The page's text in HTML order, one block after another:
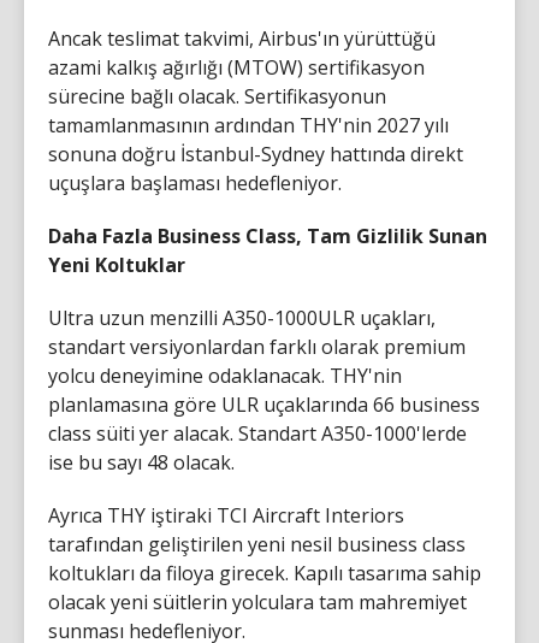
Ancak teslimat takvimi, Airbus'ın yürüttüğü
azami kalkış ağırlığı (MTOW) sertifikasyon
sürecine bağlı olacak. Sertifikasyonun
tamamlanmasının ardından THY'nin 2027 yılı
sonuna doğru İstanbul-Sydney hattında direkt
uçuşlara başlaması hedefleniyor.
Daha Fazla Business Class, Tam Gizlilik Sunan
Yeni Koltuklar
Ultra uzun menzilli A350-1000ULR uçakları,
standart versiyonlardan farklı olarak premium
yolcu deneyimine odaklanacak. THY'nin
planlamasına göre ULR uçaklarında 66 business
class süiti yer alacak. Standart A350-1000'lerde
ise bu sayı 48 olacak.
Ayrıca THY iştiraki TCI Aircraft Interiors
tarafından geliştirilen yeni nesil business class
koltukları da filoya girecek. Kapılı tasarıma sahip
olacak yeni süitlerin yolculara tam mahremiyet
sunması hedefleniyor.